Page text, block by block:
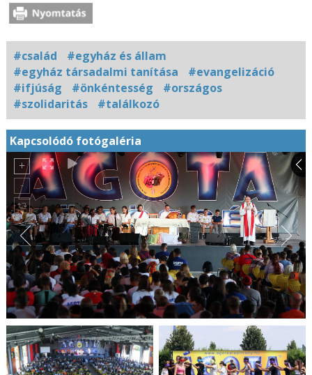
#család
#egyház és állam
#egyház társadalmi tanítása
#evangelizáció
#ifjúság
#önkéntesség
#országos
#szolidaritás
#találkozó
Kapcsolódó fotógaléria